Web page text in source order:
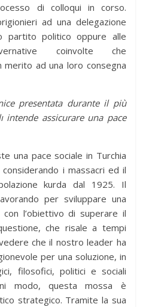
di colloqui in corso.
ad una delegazione
partito politico oppure alle
coinvolte che
ad una loro consegna
presentata durante il più
intende assicurare una pace
una pace sociale in Turchia
i massacri ed il
kurda dal 1925. Il
per sviluppare una
l’obiettivo di superare il
che risale a tempi
che il nostro leader ha
per una soluzione, in
filosofici, politici e sociali
modo, questa mossa è
strategico. Tramite la sua